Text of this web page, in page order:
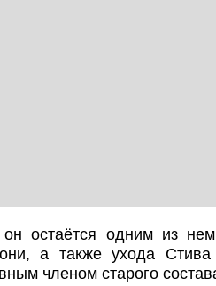
остаётся одним из
а также ухода
членом старого